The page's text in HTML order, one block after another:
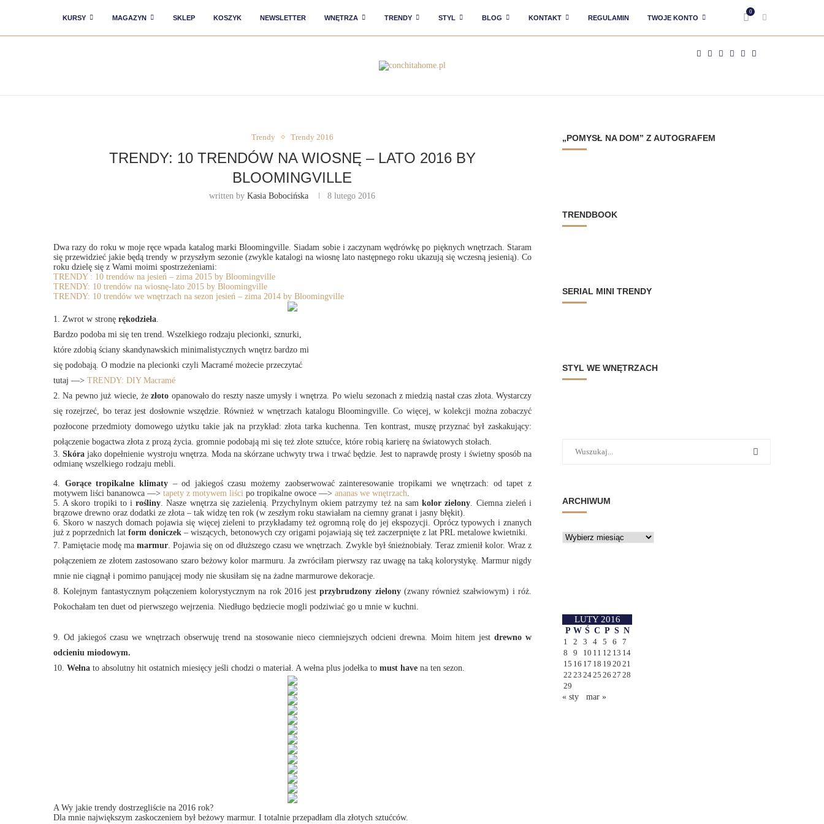
KURSY MAGAZYN SKLEP KOSZYK NEWSLETTER WNĘTRZA TRENDY STYL BLOG KONTAKT REGULAMIN TWOJE KONTO
0
Trendy Trendy 2016
TRENDY: 10 TRENDÓW NA WIOSNĘ – LATO 2016 BY
BLOOMINGVILLE
written byKasia Bobocińska 8 lutego 2016
Dwa razy do roku w moje ręce wpada katalog marki Bloomingville. Siadam sobie i zaczynam wędrówkę po pięknych wnętrzach. Staram
się przewidzieć jakie będą trendy w przyszłym sezonie (zwykle katalogi na wiosnę lato następnego roku ukazują się wczesną jesienią). Co
roku dzielę się z Wami moimi spostrzeżeniami:
TRENDY : 10 trendów na jesień – zima 2015 by Bloomingville
TRENDY: 10 trendów na wiosnę-lato 2015 by Bloomingville
TRENDY: 10 trendów we wnętrzach na sezon jesień – zima 2014 by Bloomingville
1. Zwrot w stronę rękodzieła.
Bardzo podoba mi się ten trend. Wszelkiego rodzaju plecionki, sznurki,
które zdobią ściany skandynawskich minimalistycznych wnętrz bardzo mi
się podobają. O modzie na plecionki czyli Macramé możecie przeczytać
tutaj —> TRENDY: DIY Macramé
2. Na pewno już wiecie, żezłoto opanowało do reszty nasze umysły i wnętrza. Po wielu sezonach z miedzią nastał czas złota. Wystarczy
się rozejrzeć, bo teraz jest dosłownie wszędzie. Również w wnętrzach katalogu Bloomingville. Co więcej, w kolekcji można zobaczyć
pozłocone przedmioty domowego użytku takie jak na przykład: złota tarka kuchenna. Ten kontrast, muszę przyznać był zaskakujący:
połączenie bogactwa złota z prozą życia. gromnie podobają mi się też złote sztućce, które robią karierę na światowych stołach.
3.Skórajako dopełnienie wystroju wnętrza. Moda na skórzane uchwyty trwa i trwać będzie. Jest to naprawdę prosty i świetny sposób na
odmianę wszelkiego rodzaju mebli.
4. Gorące tropikalne klimaty – od jakiegoś czasu możemy zaobserwować zainteresowanie tropikami we wnętrzach: od tapet z
motywem liści bananowca —> tapety z motywem liści po tropikalne owoce —> ananas we wnętrzach.
5. A skoro tropiki to irośliny. Nasze wnętrza się zazielenią. Przychylnym okiem patrzymy też na samkolor zielony. Ciemna zieleń i
brązowe drewno oraz dodatki ze złota – tak widzę ten rok (w zeszłym roku stawiałam na ciemny granat i jasny błękit).
6. Skoro w naszych domach pojawia się więcej zieleni to przykładamy też ogromną rolę do jej ekspozycji. Oprócz typowych i znanych
już z poprzednich lat form doniczek – wiszących, betonowych czy origami pojawiają się też zaczerpnięte z lat PRL metalowe kwietniki.
7. Pamiętacie modę ma marmur. Pojawia się on od dłuższego czasu we wnętrzach. Zwykle był śnieżnobiały. Teraz zmienił kolor. Wraz z
połączeniem ze złotem zastosowano szaro beżowy kolor marmuru. Ja zwróciłam pierwszy raz uwagę na taką kolorystykę. Marmur nigdy
mnie nie ciągnął i pomimo panującej mody nie skusiłam się na żadne marmurowe dekoracje.
8. Kolejnym fantastycznym połączeniem kolorystycznym na rok 2016 jestprzybrudzony zielony(zwany również szałwiowym) i róż.
Pokochałam ten duet od pierwszego wejrzenia. Niedługo będziecie mogli podziwiać go u mnie w kuchni.
9. Od jakiegoś czasu we wnętrzach obserwuję trend na stosowanie nieco ciemniejszych odcieni drewna. Moim hitem jest drewno w
odcieniu miodowym.
10. Wełna to absolutny hit ostatnich miesięcy jeśli chodzi o materiał. A wełna plus jodełka to must have na ten sezon.
A Wy jakie trendy dostrzegliście na 2016 rok?
Dla mnie największym zaskoczeniem był beżowy marmur. I totalnie przepadłam dla złotych sztućców.
„POMYSŁ NA DOM” Z AUTOGRAFEM
TRENDBOOK
SERIAL MINI TRENDY
STYL WE WNĘTRZACH
ARCHIWUM
LUTY 2016
P W Ś C P S N
1
2 3 4 5 6
7
8
9 10 11 12 13 14
15 16 17 18 19 20 21
22 23 2425 26 27 28
29
« sty
mar »